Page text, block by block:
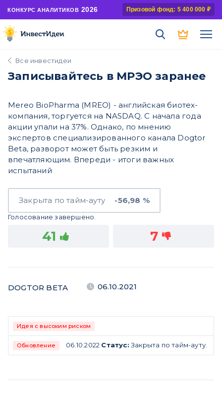
КОНКУРС АНАЛИТИКОВ 2026 Призовой фонд: 5 400 000 ₽
Все инвестидеи
Записывайтесь в МРЭО заранее
Mereo BioPharma (MREO) - английская биотех-
компания, торгуется на NASDAQ. С начала года
акции упали на 37%. Однако, по мнению
экспертов специализированного канала Dogtor
Beta, разворот может быть резким и
впечатляющим. Впереди - итоги важных
испытаний
Закрыта по тайм-ауту -56,98 %
Голосование завершено.
41 7
DOGTOR BETA 06.10.2021
Идея с высоким риском
Обновление 06.10.2022 Статус: Закрыта по тайм-ауту.